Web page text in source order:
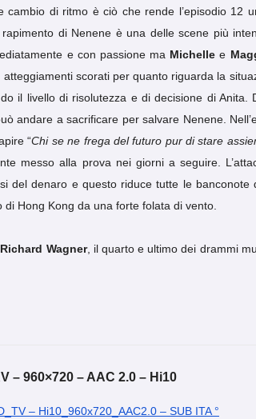
di ritmo è ciò che rende l’episodio 12
di Nenene è una delle scene più
e con passione ma Michelle e
scorati per quanto riguarda la
il livello di risolutezza e di decisione di Anita.
andare a sacrificare per salvare Nenene.
“Chi se ne frega del futuro pur di stare
messo alla prova nei giorni a seguire.
del denaro e questo riduce tutte le banconote
Hong Kong da una forte folata di vento.
Richard Wagner, il quarto e ultimo dei drammi
– 960×720 – AAC 2.0 – Hi10
– Hi10_960x720_AAC2.0 – SUB ITA °